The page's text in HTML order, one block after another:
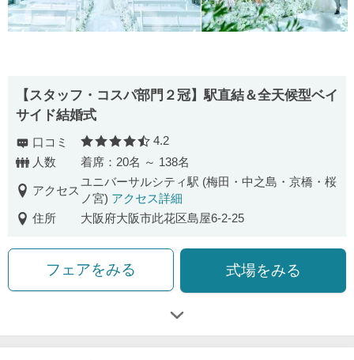
【スタッフ・コスパ部門２冠】駅直結＆全天候型ベイ
サイド結婚式
口コミ 口コミ評価
4.2
人数
着席：20名 ～ 138名
アクセス
ユニバーサルシティ駅 (梅田・中之島・京橋・桜
ノ宮) アクセス詳細
住所
大阪府大阪市此花区島屋6-2-25
フェアをみる 式場をみる